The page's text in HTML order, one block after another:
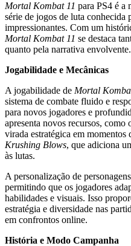
Mortal Kombat 11 para PS4 é a
série de jogos de luta conhecida
impressionantes. Com um
Mortal Kombat 11 se destaca
quanto pela narrativa envolvente.
Jogabilidade e Mecânicas
A jogabilidade de Mortal
sistema de combate fluido e
para novos jogadores e
apresenta novos recursos, como
virada estratégica em momentos
Krushing Blows, que adiciona
às lutas.
A personalização de
permitindo que os jogadores
habilidades e visuais. Isso
estratégia e diversidade nas
em confrontos online.
História e Modo Campanha